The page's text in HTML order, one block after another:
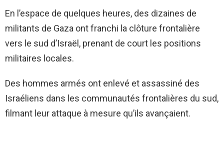
En l’espace de quelques heures, des dizaines de
militants de Gaza ont franchi la clôture frontalière
vers le sud d’Israël, prenant de court les positions
militaires locales.
Des hommes armés ont enlevé et assassiné des
Israéliens dans les communautés frontalières du sud,
filmant leur attaque à mesure qu’ils avançaient.